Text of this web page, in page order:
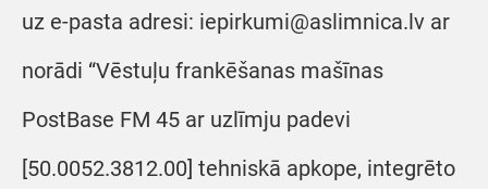
uz e-pasta adresi: iepirkumi@aslimnica.lv ar
norādi “Vēstuļu frankēšanas mašīnas
PostBase FM 45 ar uzlīmju padevi
[50.0052.3812.00] tehniskā apkope, integrēto